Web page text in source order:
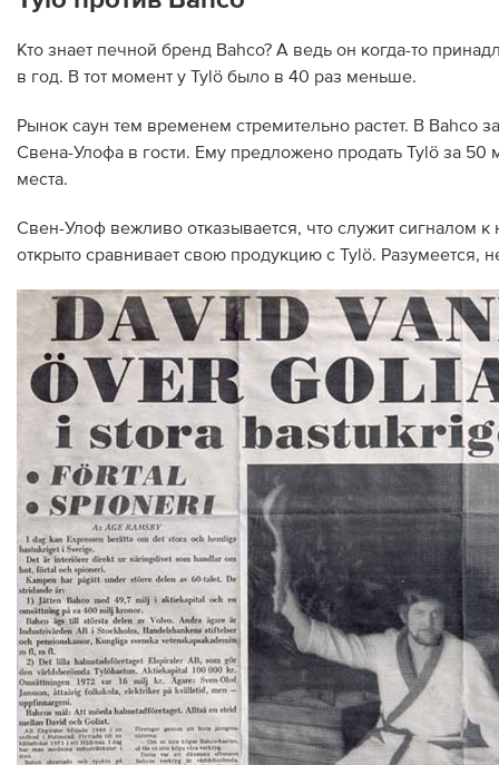
Кто знает печной бренд Bahco? А ведь он когда-то
в год. В тот момент у Tylö было в 40 раз меньше.
Рынок саун тем временем стремительно растет. В Bahco
Свена-Улофа в гости. Ему предложено продать Tylö за 50
места.
Свен-Улоф вежливо отказывается, что служит сигналом
открыто сравнивает свою продукцию с Tylö. Разумеется,